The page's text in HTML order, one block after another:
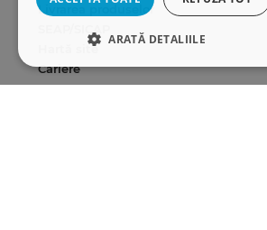
ARATĂ DETALIILE
STRICT NECESARE
Livrarea produselor
Hartă site
Cariere